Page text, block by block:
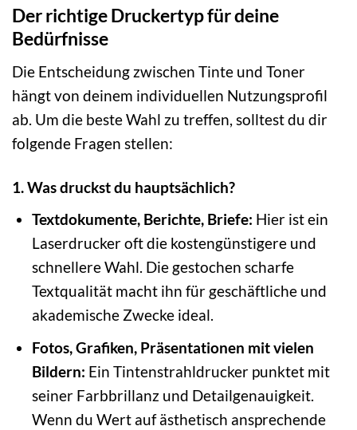
Der richtige Druckertyp für deine
Bedürfnisse
Die Entscheidung zwischen Tinte und Toner
hängt von deinem individuellen Nutzungsprofil
ab. Um die beste Wahl zu treffen, solltest du dir
folgende Fragen stellen:
1. Was druckst du hauptsächlich?
Textdokumente, Berichte, Briefe: Hier ist ein
Laserdrucker oft die kostengünstigere und
schnellere Wahl. Die gestochen scharfe
Textqualität macht ihn für geschäftliche und
akademische Zwecke ideal.
Fotos, Grafiken, Präsentationen mit vielen
Bildern: Ein Tintenstrahldrucker punktet mit
seiner Farbbrillanz und Detailgenauigkeit.
Wenn du Wert auf ästhetisch ansprechende